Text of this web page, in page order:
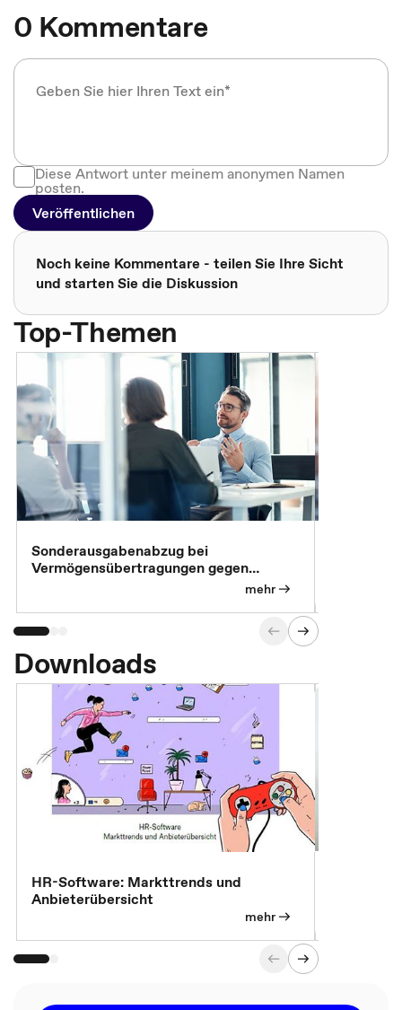
0 Kommentare
Diese Antwort unter meinem anonymen Namen
posten.
Veröffentlichen
Noch keine Kommentare - teilen Sie Ihre Sicht
und starten Sie die Diskussion
Top-Themen
Sonderausgabenabzug bei
Vermögensübertragungen gegen
mehr
Downloads
HR-Software: Markttrends und
Anbieterübersicht
mehr